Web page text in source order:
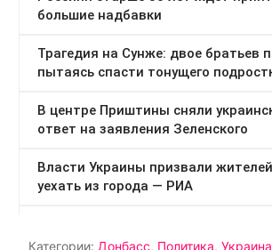
Категории: Донбасс, Политика, Украина